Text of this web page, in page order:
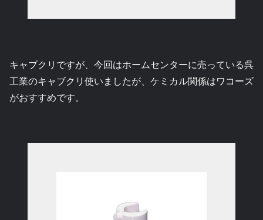
キャブクリですが、今回はホームセンターに売っている呉
工業のキャブクリ使いましたが、ケミカル関係はワコーズ
がおすすめです。